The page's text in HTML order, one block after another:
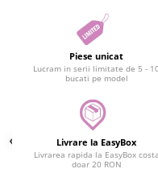
Piese unicat
Lucram in serii limitate de 5 - 10
bucati pe model
Livrare la EasyBox
Livrarea rapida la EasyBox costa
doar 20 RON